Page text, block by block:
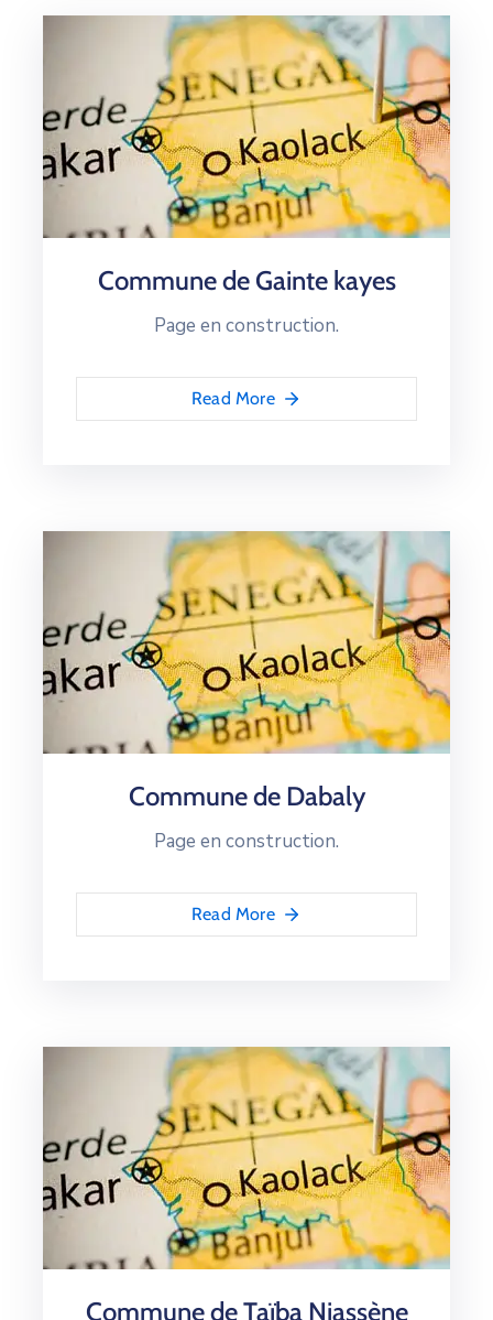
Commune de Gainte kayes
Page en construction.
Read More
Commune de Dabaly
Page en construction.
Read More
Commune de Taïba Niassène